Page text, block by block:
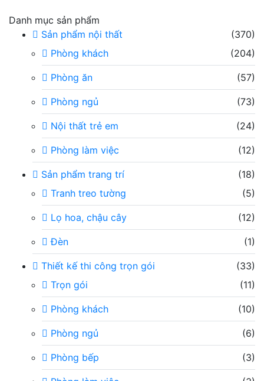
Danh mục sản phẩm
Sản phẩm nội thất
(370)
Phòng khách
(204)
Phòng ăn (57)
Phòng ngủ (73)
Nội thất trẻ em (24)
Phòng làm việc (12)
Sản phẩm trang trí
(18)
Tranh treo tường
(5)
Lọ hoa, chậu cây (12)
Đèn (1)
Thiết kế thi công trọn gói
(33)
Trọn gói
(11)
Phòng khách (10)
Phòng ngủ (6)
Phòng bếp (3)